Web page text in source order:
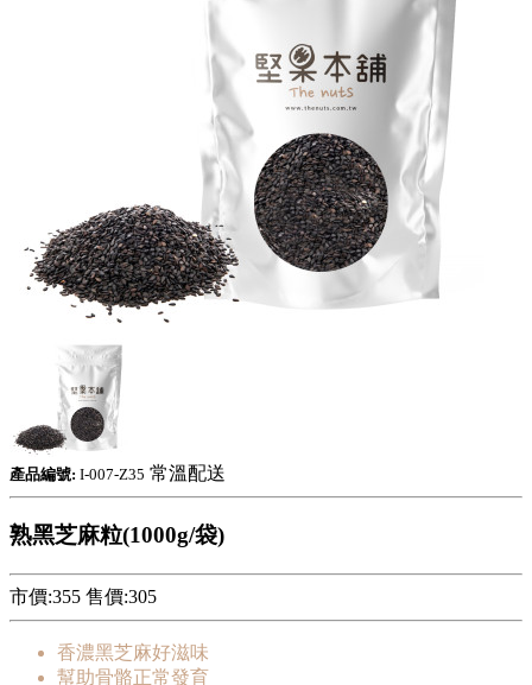
產品編號: I-007-Z35 常溫配送
熟黑芝麻粒(1000g/袋)
市價:355 售價:305
香濃黑芝麻好滋味
幫助骨骼正常發育